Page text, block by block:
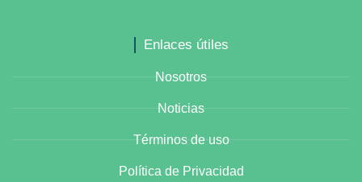
Enlaces útiles
Nosotros
Noticias
Términos de uso
Política de Privacidad